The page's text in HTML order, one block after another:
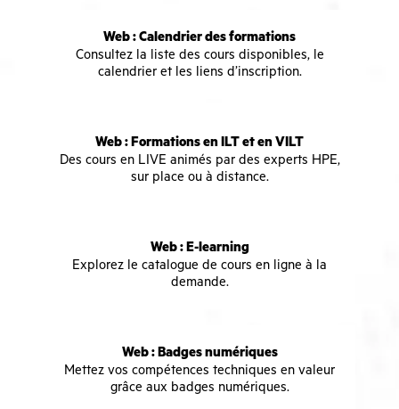
Web : Calendrier des formations
Consultez la liste des cours disponibles, le
calendrier et les liens d’inscription.
Web : Formations en ILT et en VILT
Des cours en LIVE animés par des experts HPE,
sur place ou à distance.
Web : E-learning
Explorez le catalogue de cours en ligne à la
demande.
Web : Badges numériques
Mettez vos compétences techniques en valeur
grâce aux badges numériques.